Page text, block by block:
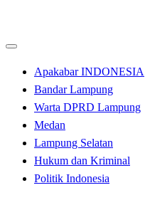
Apakabar INDONESIA
Bandar Lampung
Warta DPRD Lampung
Medan
Lampung Selatan
Hukum dan Kriminal
Politik Indonesia